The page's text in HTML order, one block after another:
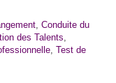
, Conduite du
des Talents
Test de